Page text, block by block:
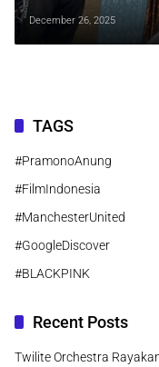
Korban Banjir
Tengah
December 26, 2025
TAGS
#PramonoAnung
#FilmIndonesia
#ManchesterUnited
#GoogleDiscover
#BLACKPINK
Recent Posts
Twilite Orchestra